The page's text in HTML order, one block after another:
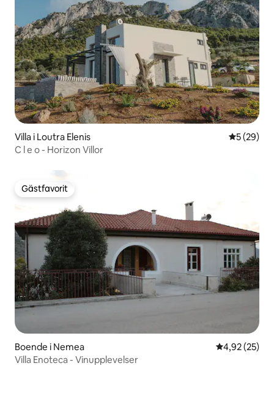
Villa i Loutra Elenis 5 av 5 i
5 (29)
C l e o - Horizon Villor
Gästfavorit
Gästfavorit
Boende i Nemea 4,92 av 5 i
4,92 (25)
Villa Enoteca - Vinupplevelser